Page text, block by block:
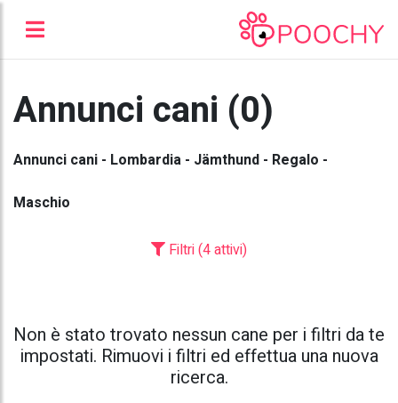
Annunci cani (0)
Annunci cani - Lombardia - Jämthund - Regalo -
Maschio
Filtri (4 attivi)
Non è stato trovato nessun cane per i filtri da te
impostati. Rimuovi i filtri ed effettua una nuova
ricerca.